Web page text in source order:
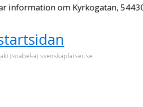
information om Kyrkogatan,
(snabel-a) svenskaplatser.se